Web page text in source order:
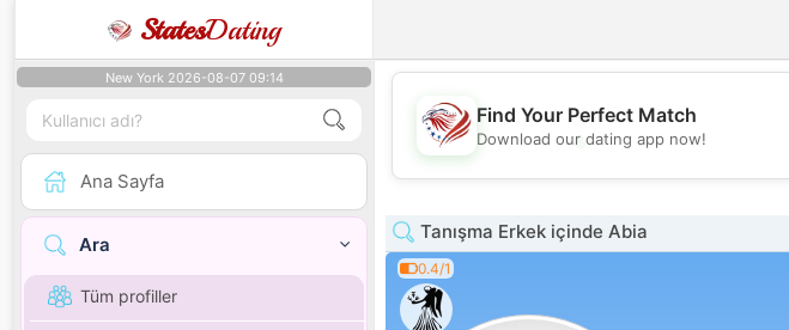
StatesDating
New York 2026-08-07 09:14
Ana Sayfa
Ara
Tüm profiller
💖
Find Your Perfect Match
Download our dating app now!
Tanışma Erkek içinde Abia
0.4/1